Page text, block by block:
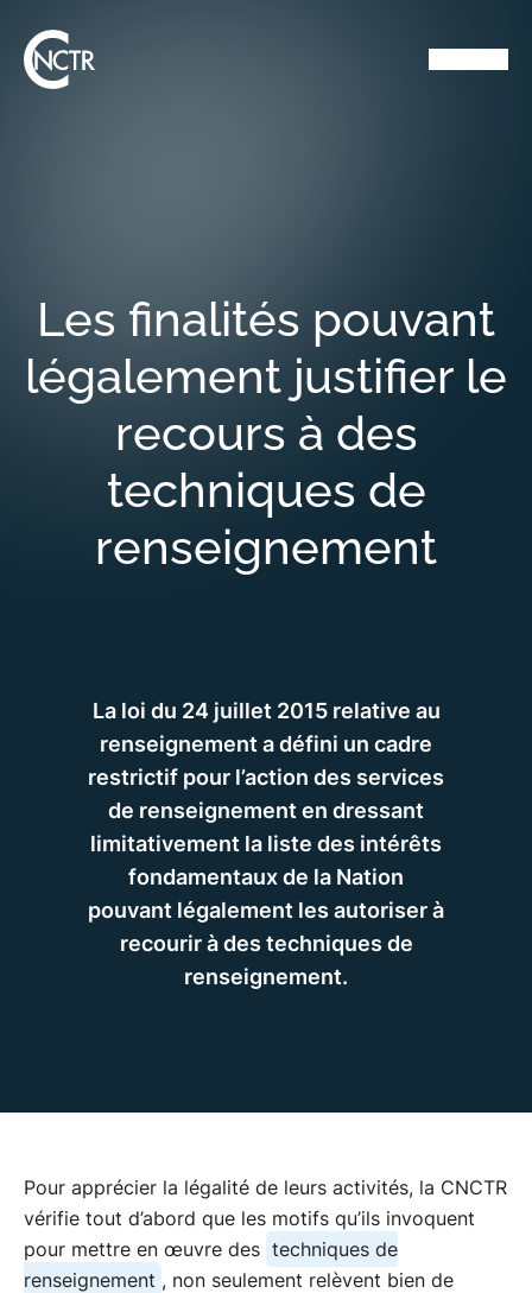
Les finalités pouvant
légalement justifier le
recours à des
techniques de
renseignement
La loi du 24 juillet 2015 relative au
renseignement a défini un cadre
restrictif pour l’action des services
de renseignement en dressant
limitativement la liste des intérêts
fondamentaux de la Nation
pouvant légalement les autoriser à
recourir à des techniques de
renseignement.
Pour apprécier la légalité de leurs activités, la CNCTR
vérifie tout d’abord que les motifs qu’ils invoquent
pour mettre en œuvre des techniques de
renseignement , non seulement relèvent bien de